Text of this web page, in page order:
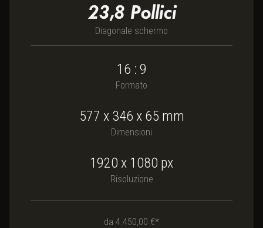
Diagonale schermo
23,8 Pollici
Formato
16 : 9
Dimensioni
577 x 346 x 65 mm
Risoluzione
1920 x 1080 px
da 4.450,00 €*